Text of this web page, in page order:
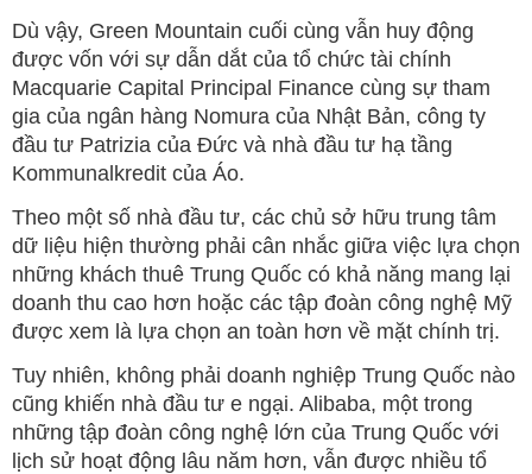
Dù vậy, Green Mountain cuối cùng vẫn huy động
được vốn với sự dẫn dắt của tổ chức tài chính
Macquarie Capital Principal Finance cùng sự tham
gia của ngân hàng Nomura của Nhật Bản, công ty
đầu tư Patrizia của Đức và nhà đầu tư hạ tầng
Kommunalkredit của Áo.
Theo một số nhà đầu tư, các chủ sở hữu trung tâm
dữ liệu hiện thường phải cân nhắc giữa việc lựa chọn
những khách thuê Trung Quốc có khả năng mang lại
doanh thu cao hơn hoặc các tập đoàn công nghệ Mỹ
được xem là lựa chọn an toàn hơn về mặt chính trị.
Tuy nhiên, không phải doanh nghiệp Trung Quốc nào
cũng khiến nhà đầu tư e ngại. Alibaba, một trong
những tập đoàn công nghệ lớn của Trung Quốc với
lịch sử hoạt động lâu năm hơn, vẫn được nhiều tổ